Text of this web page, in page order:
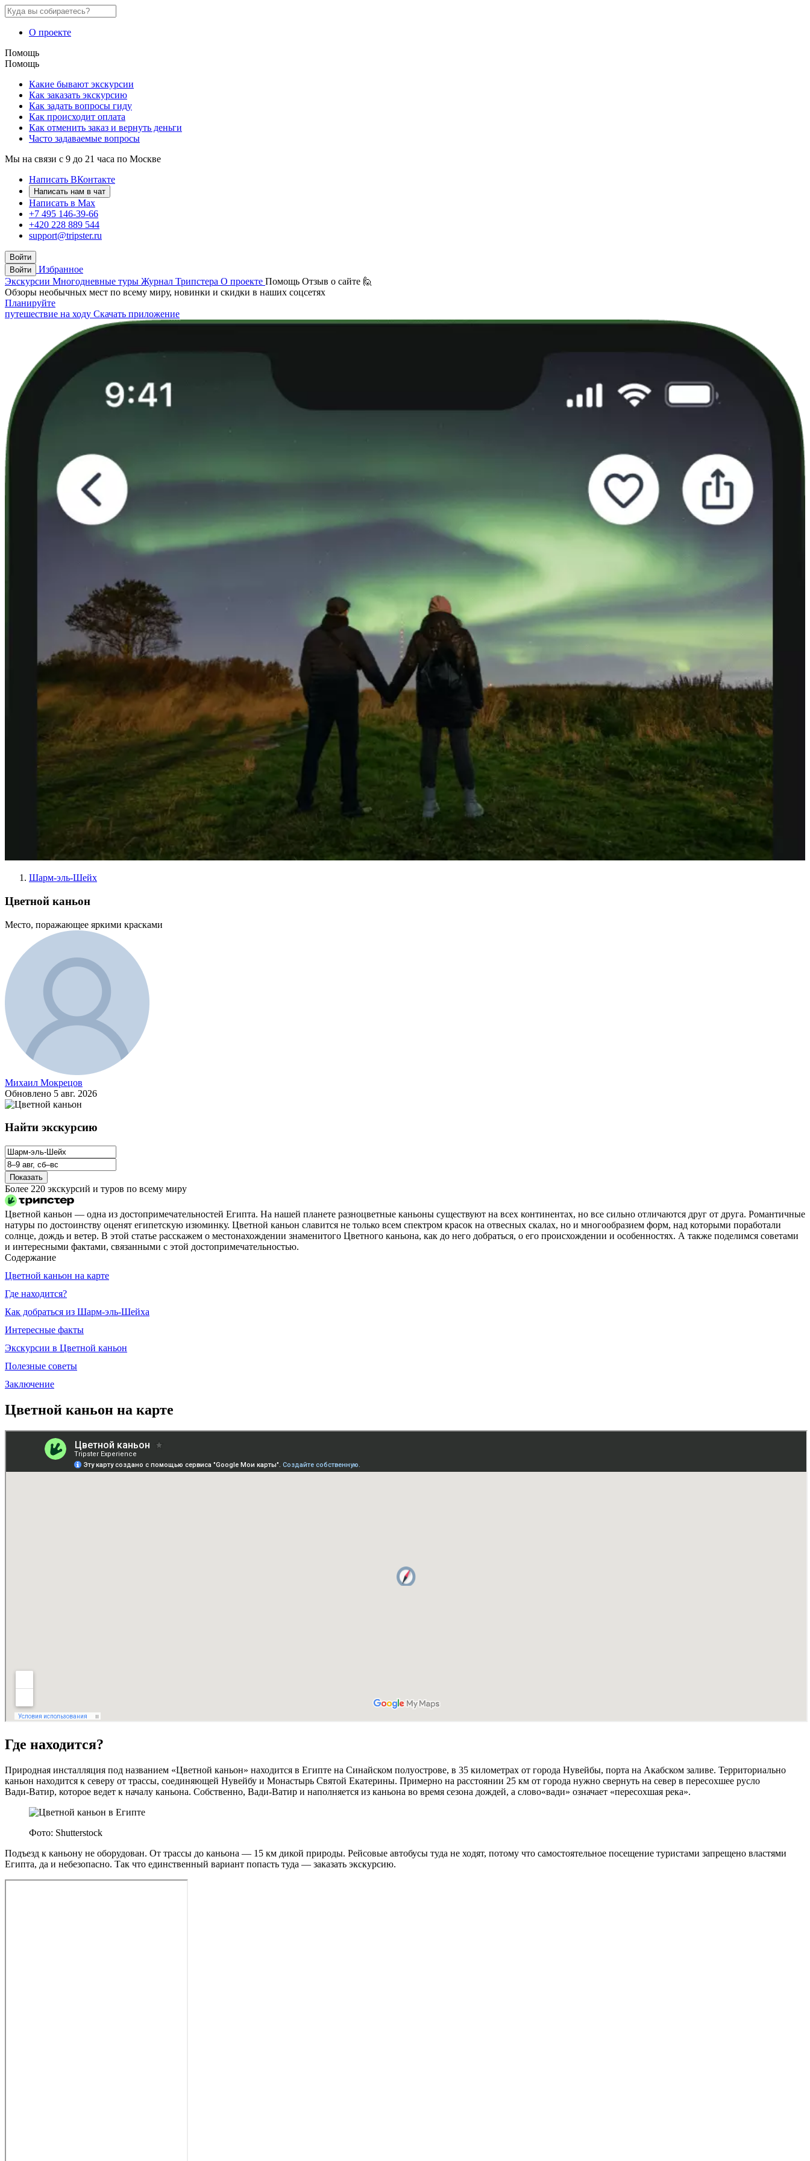
О проекте
Помощь
Помощь
Какие бывают экскурсии
Как заказать экскурсию
Как задать вопросы гиду
Как происходит оплата
Как отменить заказ и вернуть деньги
Часто задаваемые вопросы
Мы на связи с 9 до 21 часа по Москве
Написать ВКонтакте
Написать нам в чат
Написать в Max
+7 495 146-39-66
+420 228 889 544
support@tripster.ru
Войти
Войти
Избранное
Экскурсии Многодневные туры Журнал Трипстера О проекте Помощь Отзыв о сайте 🙋
Обзоры необычных мест по всему миру, новинки и скидки в наших соцсетях
Планируйте
путешествие на ходу Скачать приложение
Шарм-эль-Шейх
Цветной каньон
Место, поражающее яркими красками
Михаил Мокрецов
Обновлено 5 авг. 2026
Найти экскурсию
Показать
Более 220 экскурсий и туров по всему миру
Цветной каньон — одна из достопримечательностей Египта. На нашей планете разноцветные каньоны существуют на всех континентах, но все сильно отличаются друг от друга. Романтичные
натуры по достоинству оценят египетскую изюминку. Цветной каньон славится не только всем спектром красок на отвесных скалах, но и многообразием форм, над которыми поработали
солнце, дождь и ветер. В этой статье расскажем о местонахождении знаменитого Цветного каньона, как до него добраться, о его происхождении и особенностях. А также поделимся советами
и интересными фактами, связанными с этой достопримечательностью.
Содержание
Цветной каньон на карте
Где находится?
Как добраться из Шарм‑эль-Шейха
Интересные факты
Экскурсии в Цветной каньон
Полезные советы
Заключение
Цветной каньон на карте
Где находится?
Природная инсталляция под названием «Цветной каньон» находится в Египте на Синайском полуострове, в 35 километрах от города Нувейбы, порта на Акабском заливе. Территориально
каньон находится к северу от трассы, соединяющей Нувейбу и Монастырь Святой Екатерины. Примерно на расстоянии 25 км от города нужно свернуть на север в пересохшее русло
Вади‑Ватир, которое ведет к началу каньона. Собственно, Вади‑Ватир и наполняется из каньона во время сезона дождей, а слово«вади» означает «пересохшая река».
Фото: Shutterstock
Подъезд к каньону не оборудован. От трассы до каньона — 15 км дикой природы. Рейсовые автобусы туда не ходят, потому что самостоятельное посещение туристами запрещено властями
Египта, да и небезопасно. Так что единственный вариант попасть туда — заказать экскурсию.